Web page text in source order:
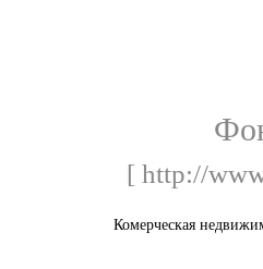
[ http://
Комерческая